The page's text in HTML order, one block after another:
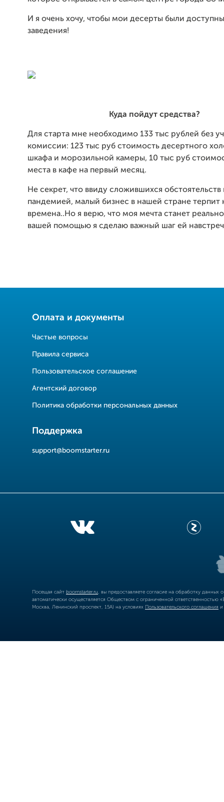
И я очень хочу, чтобы мои десерты были
заведения! ⠀
Куда пойдут средства?
Для старта мне необходимо 133 тыс рублей без
комиссии: 123 тыс руб стоимость десертного
шкафа и морозильной камеры, 10 тыс руб
места в кафе на первый месяц.⠀
Не секрет, что ввиду сложившихся
пандемией, малый бизнес в нашей стране терпит
времена..Но я верю, что моя мечта станет
вашей помощью я сделаю важный шаг ей
Оплата и документы
Частые вопросы
Правила сервиса
Пользовательское соглашение
Агентский договор
Политика обработки персональных данных
Поддержка
support@boomstarter.ru
Посещая сайт boomstarter.ru , вы предоставляете согласие на обработку
автоматически осуществляется Обществом с ограниченной
Москва, Ленинский проспект, 15А) на условиях Пользовательского соглашения и